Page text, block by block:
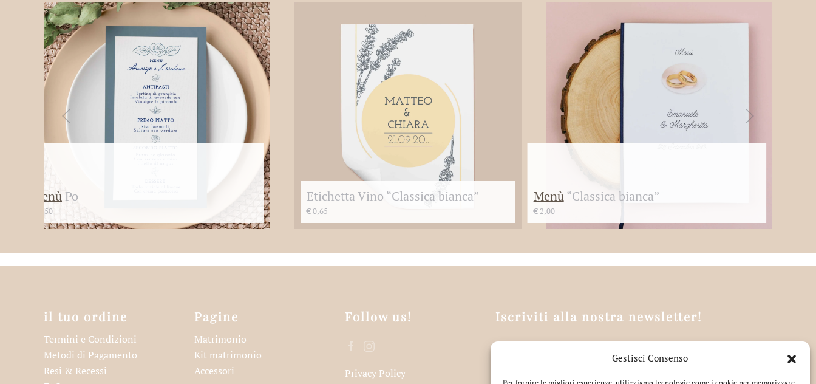
Gestisci Consenso
MenùPo
1,50
Etichetta Vino “Classica bianca”
€0,65
Menù“Classica bianca”
€2,00
il tuo ordine
Termini e Condizioni
Metodi di Pagamento
Resi & Recessi
Pagine
Matrimonio
Kit matrimonio
Accessori
Follow us!
Privacy Policy
Iscriviti alla nostra newsletter!